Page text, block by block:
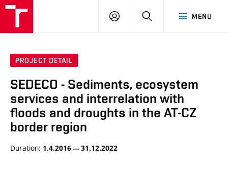
MENU
LOG
SEARCH
PROJECT DETAIL
SEDECO - Sediments, ecosystem
services and interrelation with
floods and droughts in the AT-CZ
border region
Duration: 1.4.2016 — 31.12.2022